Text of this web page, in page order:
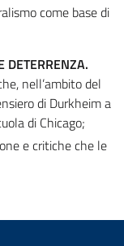
come base di
DETERRENZA.
nell’ambito del
di Durkheim a
di Chicago;
e critiche che le